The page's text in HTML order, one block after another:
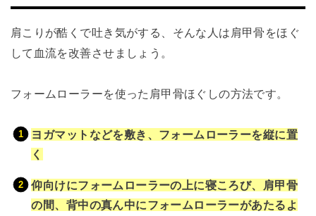
肩こりが酷くで吐き気がする、そんな人は肩甲骨をほぐ
して血流を改善させましょう。
フォームローラーを使った肩甲骨ほぐしの方法です。
ヨガマットなどを敷き、フォームローラーを縦に置
く
仰向けにフォームローラーの上に寝ころび、肩甲骨
の間、背中の真ん中にフォームローラーがあたるよ